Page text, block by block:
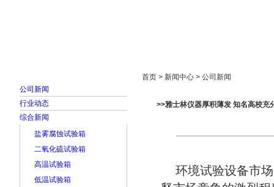
公司新闻
行业动态
综合新闻
盐雾腐蚀试验箱
二氧化硫试验箱
高温试验箱
低温试验箱
首页 > 新闻中心 > 公司新闻
>>雅士林仪器厚积薄发 知名高校充
环境试验设备市场